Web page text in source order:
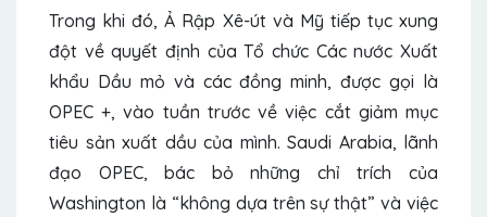
Trong khi đó, Ả Rập Xê-út và Mỹ tiếp tục xung
đột về quyết định của Tổ chức Các nước Xuất
khẩu Dầu mỏ và các đồng minh, được gọi là
OPEC +, vào tuần trước về việc cắt giảm mục
tiêu sản xuất dầu của mình. Saudi Arabia, lãnh
đạo OPEC, bác bỏ những chỉ trích của
Washington là “không dựa trên sự thật” và việc